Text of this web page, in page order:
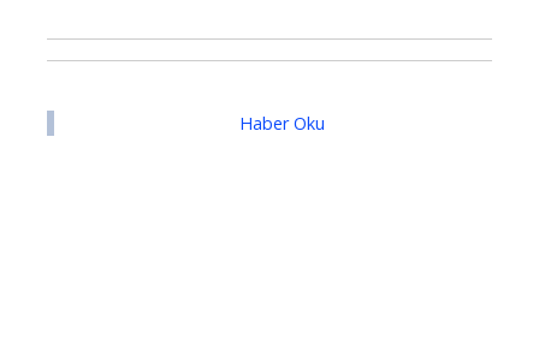
Haber Oku